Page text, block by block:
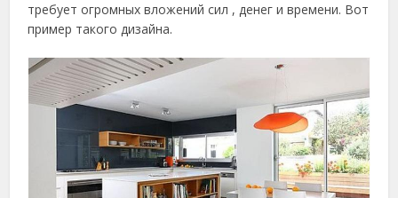
требует огромных вложений сил , денег и времени. Вот
пример такого дизайна.